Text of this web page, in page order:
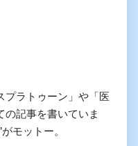
プラトゥーン」や「医
の記事を書いていま
モットー。